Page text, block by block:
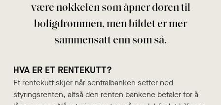
være nøkkelen som åpner døren til
boligdrømmen, men bildet er mer
sammensatt enn som så.
HVA ER ET RENTEKUTT?
Et rentekutt skjer når sentralbanken setter ned
styringsrenten, altså den renten bankene betaler for å